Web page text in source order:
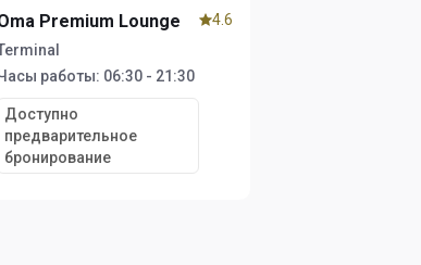
Premium Lounge
работы: 06:30 - 21:30
Доступно
предварительное
бронирование
4.6